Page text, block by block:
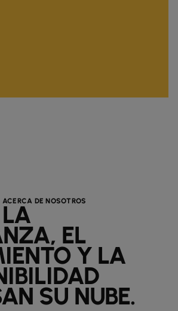
ACERCA DE NOSOTROS
EL
Y LA
SU NUBE.